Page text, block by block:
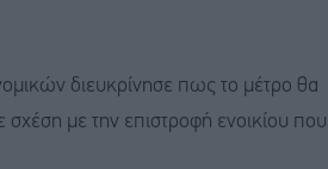
διευκρίνησε πως το μέτρο θα
σχέση με την επιστροφή ενοικίου που